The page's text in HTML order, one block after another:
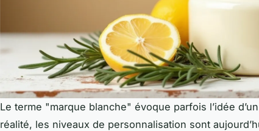
Le terme "marque blanche" évoque parfois l’idée
réalité, les niveaux de personnalisation sont